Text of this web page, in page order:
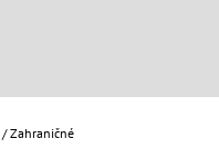
Zahraničné